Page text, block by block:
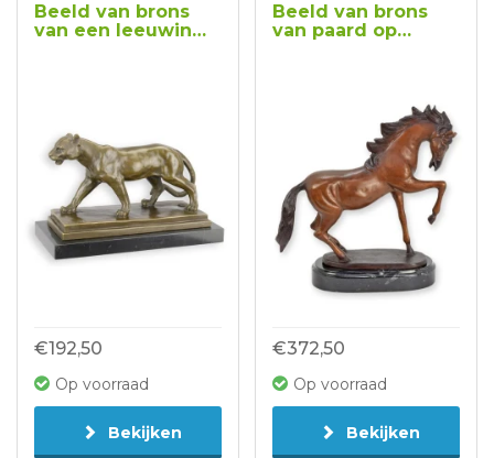
Beeld van brons
van een leeuwin
€192,50
Op voorraad
Bekijken
Beeld van brons
van paard op
€372,50
Op voorraad
Bekijken